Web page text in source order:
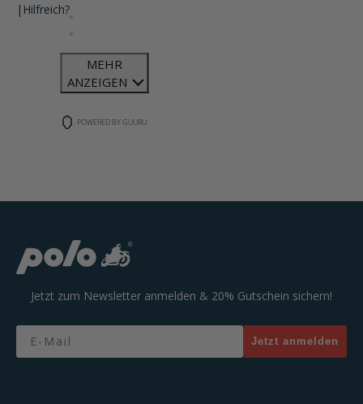
| Hilfreich?
MEHR
ANZEIGEN
POWERED BY GUURU
Jetzt zum Newsletter anmelden & 20% Gutschein sichern!
Email
Jetzt anmelden